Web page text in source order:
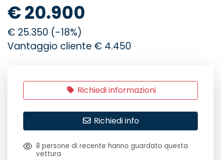
€ 20.900
€ 25.350 (-18%)
Vantaggio cliente € 4.450
Richiedi informazioni
Richiedi info
8 persone di recente hanno guardato questa
vettura